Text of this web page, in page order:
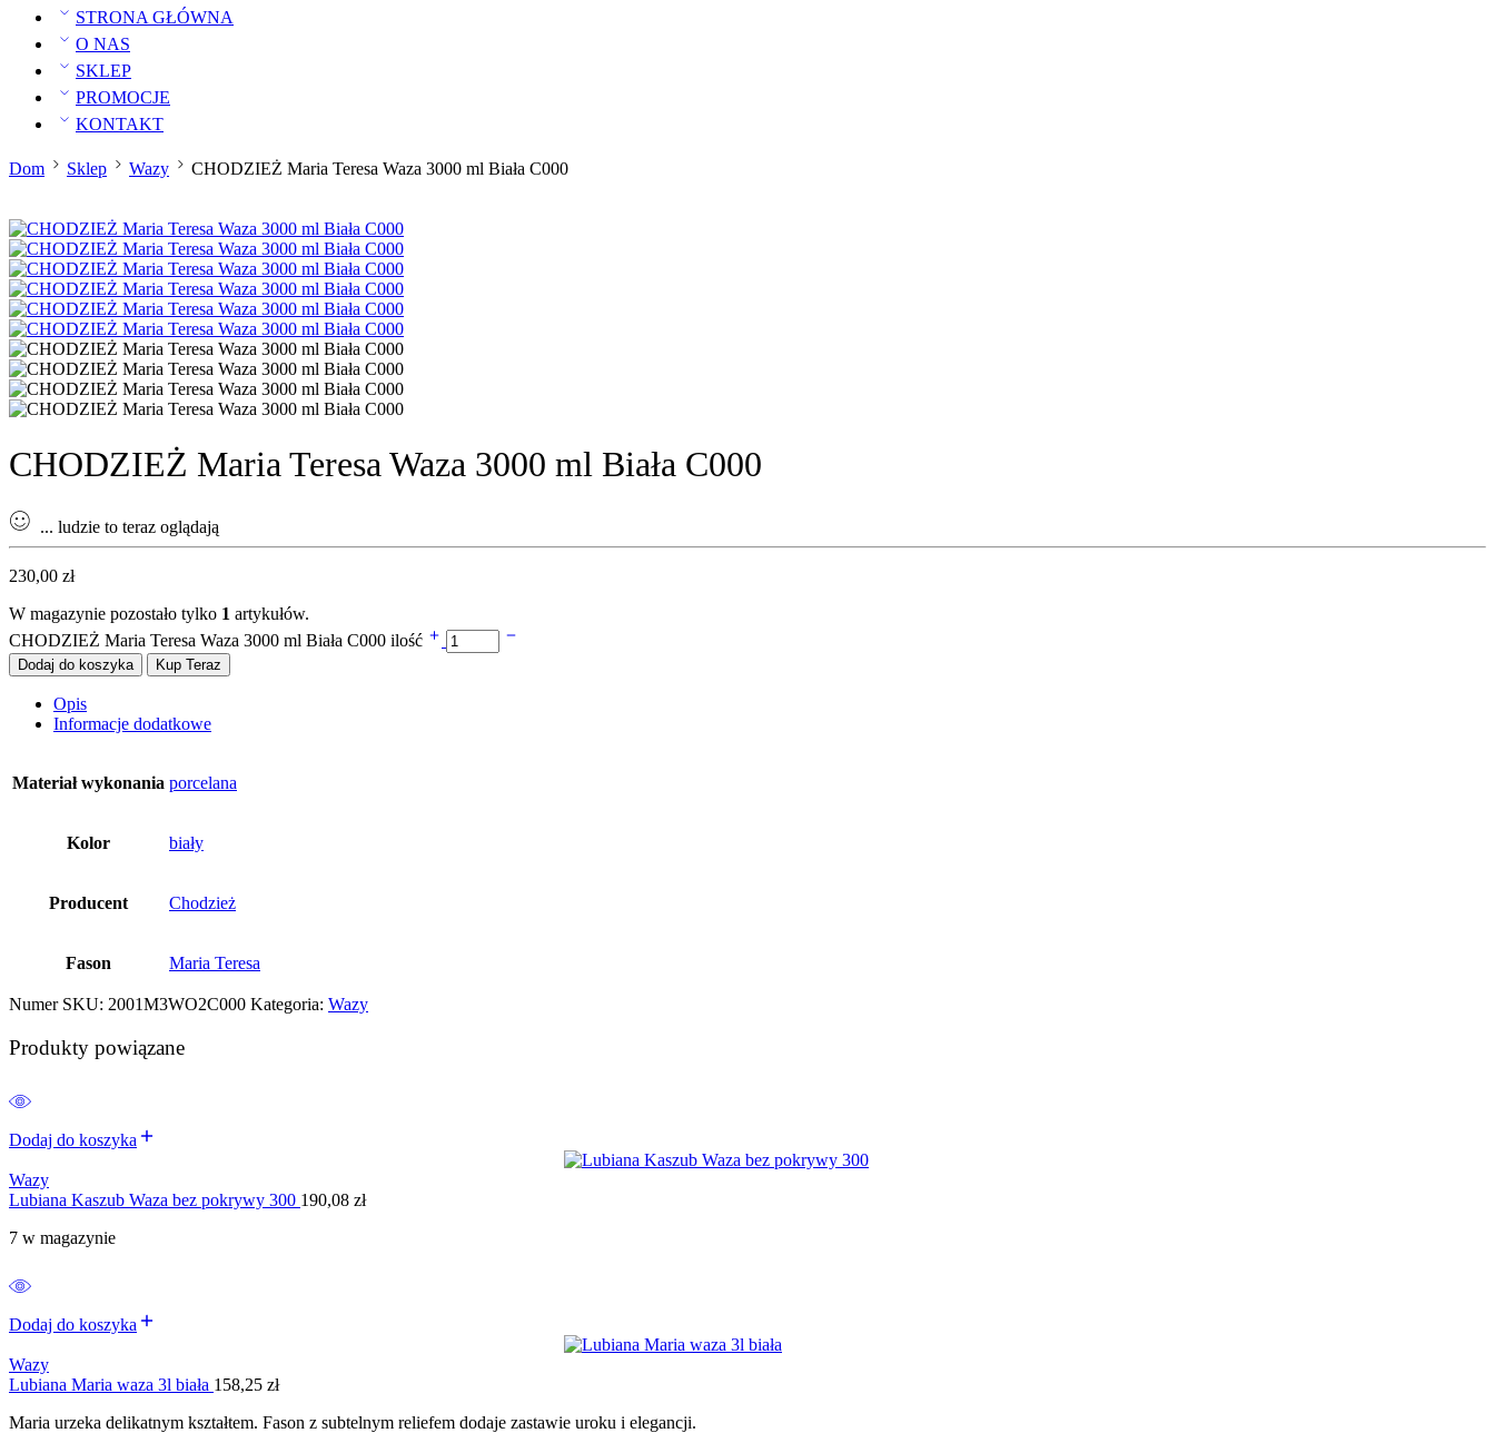
STRONA GŁÓWNA
O NAS
SKLEP
PROMOCJE
KONTAKT
Dom Sklep Wazy CHODZIEŻ Maria Teresa Waza 3000 ml Biała C000
CHODZIEŻ Maria Teresa Waza 3000 ml Biała C000
... ludzie to teraz oglądają
230,00 zł
W magazynie pozostało tylko 1 artykułów.
CHODZIEŻ Maria Teresa Waza 3000 ml Biała C000 ilość
Dodaj do koszyka Kup Teraz
Opis
Informacje dodatkowe
Materiał wykonania porcelana
Kolor biały
Producent Chodzież
Fason Maria Teresa
Numer SKU: 2001M3WO2C000 Kategoria: Wazy
Produkty powiązane
Dodaj do koszyka
Wazy
Lubiana Kaszub Waza bez pokrywy 300 190,08 zł
7 w magazynie
Dodaj do koszyka
Wazy
Lubiana Maria waza 3l biała 158,25 zł
Maria urzeka delikatnym kształtem. Fason z subtelnym reliefem dodaje zastawie uroku i elegancji.